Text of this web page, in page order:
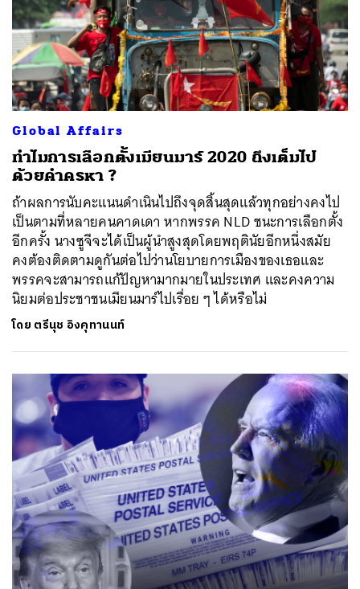
Global Affairs
ทำไมการเลือกตั้งเมียนมาร์ 2020 ถึงเต็มไป
ด้วยคำครหา ?
ถ้าผลการนับคะแนนดำเนินไปถึงจุดสิ้นสุดแล้วทุกอย่างคงไป
เป็นตามที่หลายคนคาดเดา หากพรรค NLD ชนะการเลือกตั้ง
อีกครั้ง นางซูจีจะได้เป็นผู้นำสูงสุดโดยพฤตินัยอีกหนึ่งสมัย
คงต้องติดตามดูกันต่อไปว่านโยบายการเมืองของเธอและ
พรรคจะสามารถแก้ปัญหามากมายในประเทศ และคงความ
นิยมต่อประชาชนเมียนมาร์ไปเรื่อย ๆ ได้หรือไม่
โดย ตรีนุช อิงคุทานนท์